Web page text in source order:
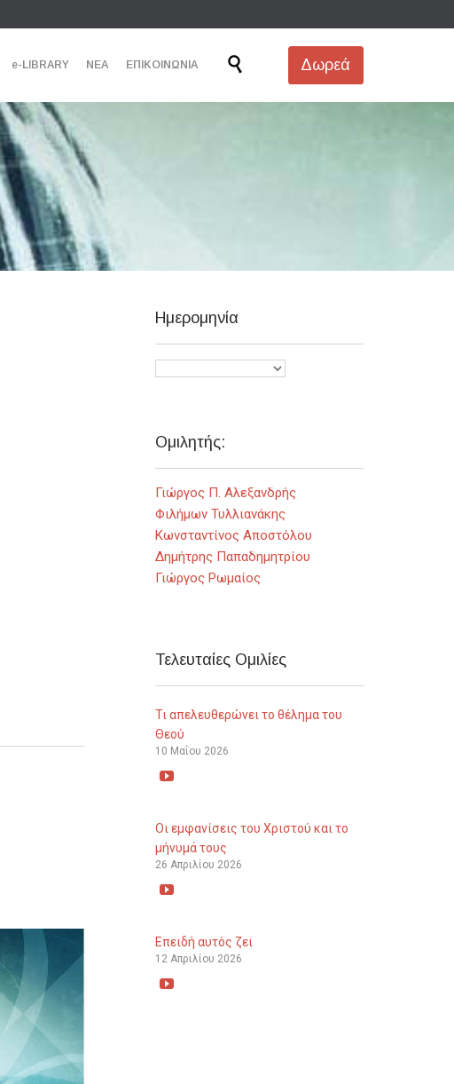
Skip
e-LIBRARY ΝΕΑ ΕΠΙΚΟΙΝΩΝΙΑ  Δωρεά
Ημερομηνία
Ομιλητής:
Γιώργος Π. Αλεξανδρής
Φιλήμων Τυλλιανάκης
Κωνσταντίνος Αποστόλου
Δημήτρης Παπαδημητρίου
Γιώργος Ρωμαίος
Τελευταίες Ομιλίες
Τι απελευθερώνει το θέλημα του
Θεού
10 Μαΐου 2026

Οι εμφανίσεις του Χριστού και το
μήνυμά τους
26 Απριλίου 2026

Επειδή αυτός ζει
12 Απριλίου 2026
